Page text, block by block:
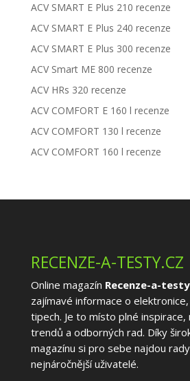
ACV SMART E Plus 210 recenze
ACV SMART E Plus 240 recenze
ACV SMART E Plus 300 recenze
ACV Smart ME 800 recenze
ACV HRs 320 recenze
ACV COMFORT E 160 l recenze
ACV COMFORT 130 l recenze
ACV COMFORT 160 l recenze
RECENZE-A-TESTY.CZ
Online magazín Recenze-a-
zajímavé informace o
tipech. Je to místo plné inspirace,
trendů a odborných rad. Díky
magazínu si pro sebe najdou
nejnáročnější uživatelé.